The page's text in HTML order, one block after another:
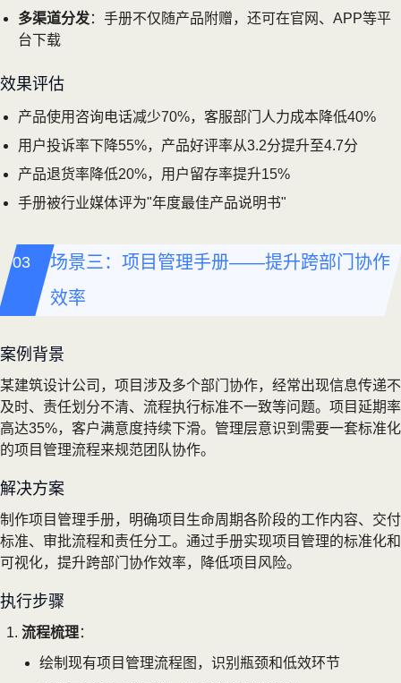
多渠道分发：手册不仅随产品附赠，还可在官网、APP等平
台下载
效果评估
产品使用咨询电话减少70%，客服部门人力成本降低40%
用户投诉率下降55%，产品好评率从3.2分提升至4.7分
产品退货率降低20%，用户留存率提升15%
手册被行业媒体评为"年度最佳产品说明书"
场景三：项目管理手册——提升跨部门协作
效率
案例背景
某建筑设计公司，项目涉及多个部门协作，经常出现信息传递不
及时、责任划分不清、流程执行标准不一致等问题。项目延期率
高达35%，客户满意度持续下滑。管理层意识到需要一套标准化
的项目管理流程来规范团队协作。
解决方案
制作项目管理手册，明确项目生命周期各阶段的工作内容、交付
标准、审批流程和责任分工。通过手册实现项目管理的标准化和
可视化，提升跨部门协作效率，降低项目风险。
执行步骤
流程梳理：
绘制现有项目管理流程图，识别瓶颈和低效环节